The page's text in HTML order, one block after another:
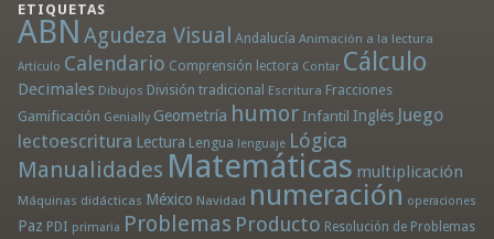
ETIQUETAS
ABN Agudeza Visual Andalucía Animación a la lectura
Artículo Calendario Comprensión lectora Contar Cálculo
Decimales Dibujos División tradicional Escritura Fracciones
Gamificación Genially Geometría humor Infantil Inglés Juego
lectoescritura Lectura Lengua lenguaje Lógica
Manualidades Matemáticas multiplicación
Máquinas didácticas México Navidad numeración operaciones
Paz PDI primaria Problemas Producto Resolución de Problemas